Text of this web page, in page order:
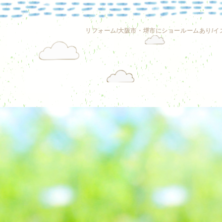
リフォーム/大阪市・堺市にショールームあり/イ